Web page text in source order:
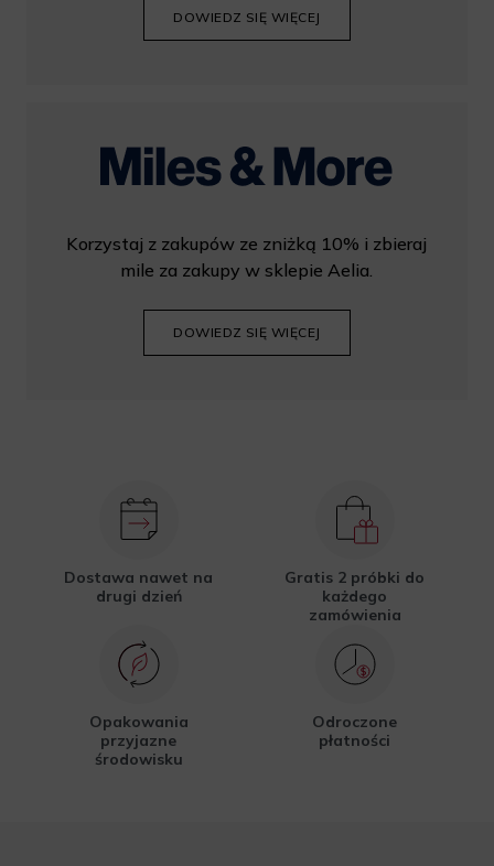
DOWIEDZ SIĘ WIĘCEJ
Korzystaj z zakupów ze zniżką 10% i zbieraj
mile za zakupy w sklepie Aelia.
DOWIEDZ SIĘ WIĘCEJ
Dostawa nawet na
drugi dzień
Gratis 2 próbki do
każdego
zamówienia
Opakowania
przyjazne
środowisku
Odroczone
płatności